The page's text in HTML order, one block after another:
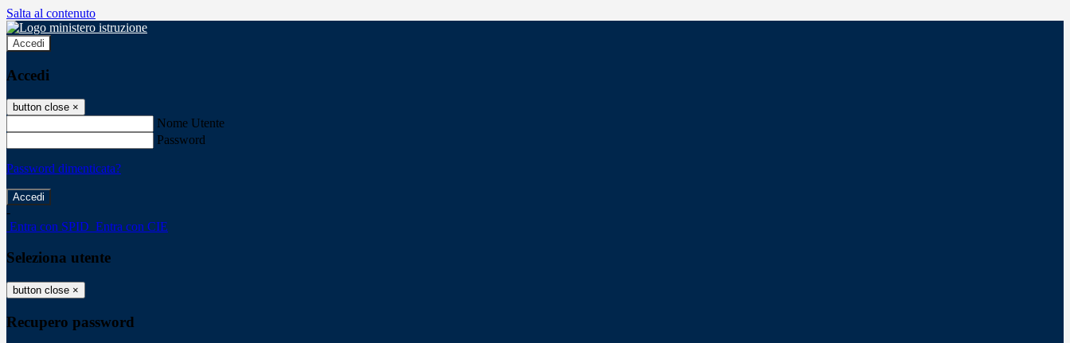
Salta al contenuto
Accedi
Accedi
button close ×
Nome Utente
Password
Password dimenticata?
-
Entra con SPID Entra con CIE
Seleziona utente
button close ×
Recupero password